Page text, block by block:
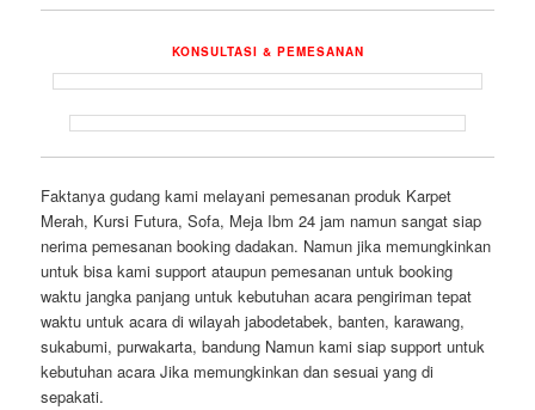
KONSULTASI & PEMESANAN
Faktanya gudang kami melayani pemesanan produk Karpet
Merah, Kursi Futura, Sofa, Meja Ibm 24 jam namun sangat siap
nerima pemesanan booking dadakan. Namun jika memungkinkan
untuk bisa kami support ataupun pemesanan untuk booking
waktu jangka panjang untuk kebutuhan acara pengiriman tepat
waktu untuk acara di wilayah jabodetabek, banten, karawang,
sukabumi, purwakarta, bandung Namun kami siap support untuk
kebutuhan acara Jika memungkinkan dan sesuai yang di
sepakati.